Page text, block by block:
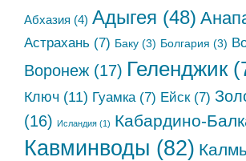
Абхазия (4) Адыгея (48)
Астрахань (7) Баку (3) Болгария (3)
Воронеж (17) Геленджик
Ключ (11) Гуамка(7) Ейск(7)
(16) Исландия (1) Кабардино-
Кавминводы (82)